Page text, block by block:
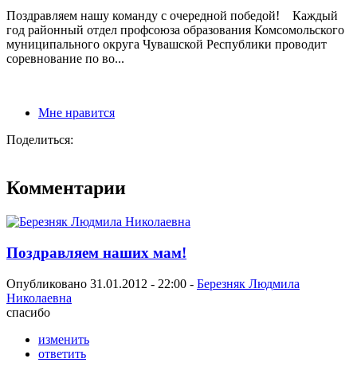
Поздравляем нашу команду с очередной победой! Каждый
год районный отдел профсоюза образования Комсомольского
муниципального округа Чувашской Республики проводит
соревнование по во...
Мне нравится
Поделиться:
Комментарии
Поздравляем наших мам!
Опубликовано 31.01.2012 - 22:00 - Березняк Людмила
Николаевна
спасибо
изменить
ответить